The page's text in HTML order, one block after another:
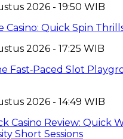
2026 - 19:50 WIB
Casino: Quick Spin
2026 - 17:25 WIB
Fast‑Paced Slot
2026 - 14:49 WIB
Casino Review: Quick
Short Sessions